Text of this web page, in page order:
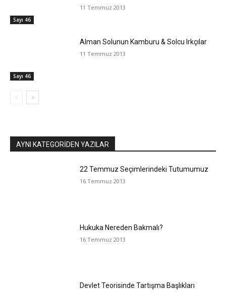
Sayı 46
11 Temmuz 2013
Sayı 46
Alman Solunun Kamburu & Solcu Irkçılar
11 Temmuz 2013
AYNI KATEGORIDEN YAZILAR
22 Temmuz Seçimlerindeki Tutumumuz
16 Temmuz 2013
Hukuka Nereden Bakmalı?
16 Temmuz 2013
Devlet Teorisinde Tartışma Başlıkları